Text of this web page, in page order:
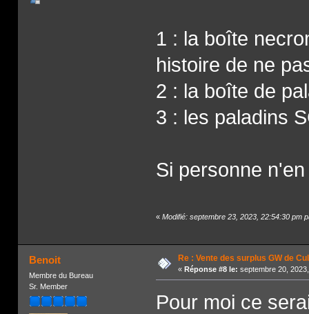
1 : la boîte
histoire de ne
2 : la boîte de
3 : les paladins
Si personne
« Modifié: septembre 23, 2023, 22:54:30 pm
Benoit
Membre du Bureau
Sr. Member
Re : Vente des surplus GW de
« Réponse #8 le: septembre 20,
Pour moi ce